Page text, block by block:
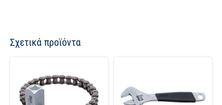
Σχετικά προϊόντα